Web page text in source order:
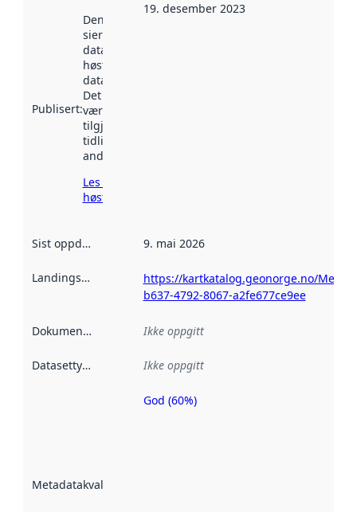
Publisert:
Denne datoen
sier når
datasettet ble
høstet av
data.norge.no.
Det kan ha
vært
tilgjengelig
tidligere
andre steder.
Les mer om
høsting her
19. desember 2023
Sist oppdatert 9. mai 2026
Landingsside
https://kartkatalog.geonorge.no/
b637-4792-8067-a2fe677ce9ee
Dokumentasjon Ikke oppgitt
Datasettype Ikke oppgitt
Metadatakvalitet
Metadatakvalitet
God (60%)